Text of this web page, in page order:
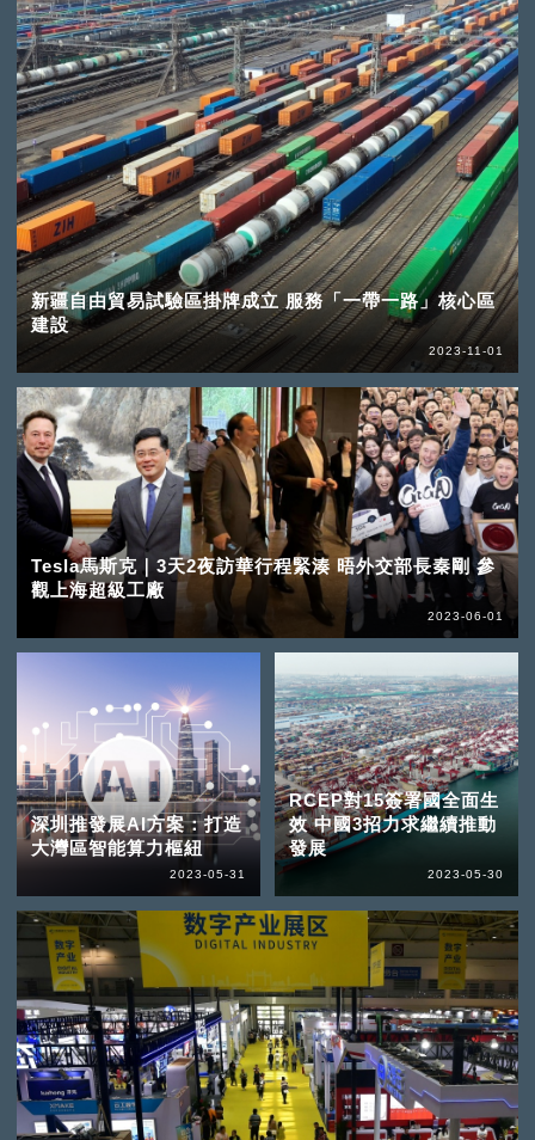
新疆自由貿易試驗區掛牌成立 服務「一帶一路」核心區
建設
2023-11-01
Tesla馬斯克｜3天2夜訪華行程緊湊 晤外交部長秦剛 參
觀上海超級工廠
2023-06-01
深圳推發展AI方案：打造
大灣區智能算力樞紐
2023-05-31
RCEP對15簽署國全面生
效 中國3招力求繼續推動
發展
2023-05-30